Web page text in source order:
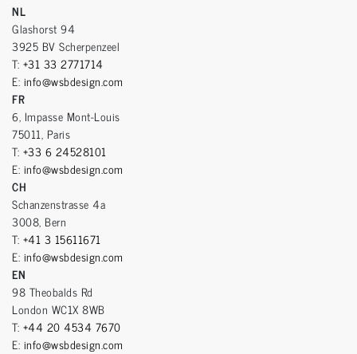
NL
Glashorst 94
3925 BV Scherpenzeel
T: +31 33 2771714
E: info@wsbdesign.com
FR
6, Impasse Mont-Louis
75011, Paris
T: +33 6 24528101
E: info@wsbdesign.com
CH
Schanzenstrasse 4a
3008, Bern
T: +41 3 15611671
E: info@wsbdesign.com
EN
98 Theobalds Rd
London WC1X 8WB
T: +44 20 4534 7670
E: info@wsbdesign.com